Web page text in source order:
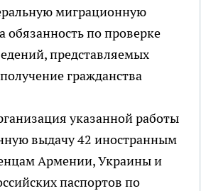
миграционную
обязанность по проверке
представляемых
гражданства
указанной работы
выдачу 42 иностранным
Армении, Украины и
паспортов по